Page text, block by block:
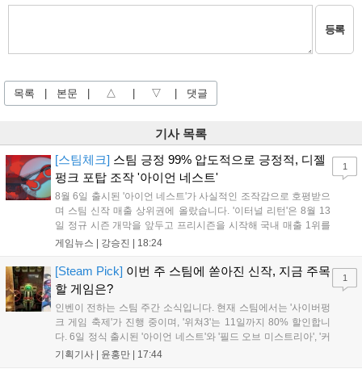
등록
목록 본문 △ ▽ 댓글
기사 목록
[스팀체크] 스팀 긍정 99% 압도적으로 긍정적, 디젤
펑크 포탑 조작 '아이언 네스트'
8월 6일 출시된 '아이언 네스트'가 사실적인 조작감으로 호평받으
며 스팀 신작 매출 상위권에 올랐습니다. '이터널 리턴'은 8월 13
일 정규 시즌 개막을 앞두고 프리시즌을 시작해 국내 매출 1위를
기록했습니다. 25주년을 맞은 '고스트 리콘' 시리즈는 8월 6일 쇼
'마블 투혼: 파이팅 소울즈'와 레트로 수리 시뮬레이션 '리스토
리'도 스팀에 정식 출시되었습니다....
게임뉴스 | 강승진 | 18:24
1
[Steam Pick] 이번 주 스팀에 쏟아진 신작, 지금 주목
할 게임은?
인벤이 전하는 스팀 주간 소식입니다. 현재 스팀에서는 '사이버펑
크 게임 축제'가 진행 중이며, '위쳐3'는 11일까지 80% 할인합니
다. 6일 정식 출시된 '아이언 네스트'와 '필드 오브 미스트리아', '커
세어 코브'가 호평받고 있습니다. 한편, 7일 출시된 '마블 투혼'은
기획기사 | 윤홍만 | 17:44
1